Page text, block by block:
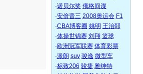
·诺贝尔奖 俄格间谍
·安倍晋三 2008奥运会 F1
·CBA博客圈 姚明 王治郅
·体操世锦赛 刘翔 篮球
·欧洲冠军联赛 体育彩票
·派朗 suv 骏逸 微型车
·标致206 骏捷 雅绅特